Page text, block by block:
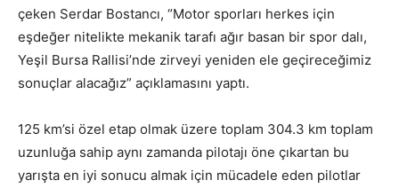
çeken Serdar Bostancı, “Motor sporları herkes için
eşdeğer nitelikte mekanik tarafı ağır basan bir spor dalı,
Yeşil Bursa Rallisi’nde zirveyi yeniden ele geçireceğimiz
sonuçlar alacağız” açıklamasını yaptı.
125 km’si özel etap olmak üzere toplam 304.3 km toplam
uzunluğa sahip aynı zamanda pilotajı öne çıkartan bu
yarışta en iyi sonucu almak için mücadele eden pilotlar